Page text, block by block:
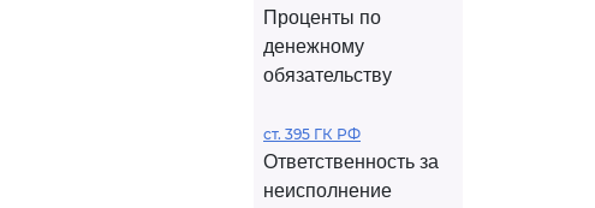
Проценты по
денежному
обязательству
ст. 395 ГК РФ
Ответственность за
неисполнение